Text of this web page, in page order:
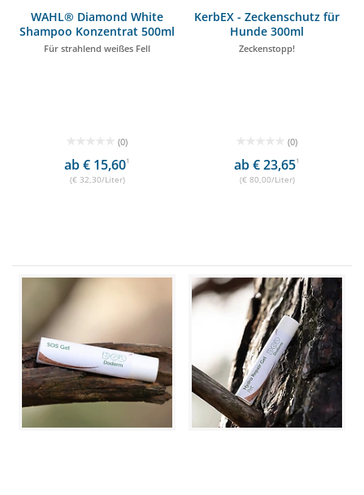
WAHL® Diamond White
Shampoo Konzentrat 500ml
Für strahlend weißes Fell
(0)
ab € 15,601
(€ 32,30/Liter)
KerbEX - Zeckenschutz für
Hunde 300ml
Zeckenstopp!
(0)
ab € 23,651
(€ 80,00/Liter)